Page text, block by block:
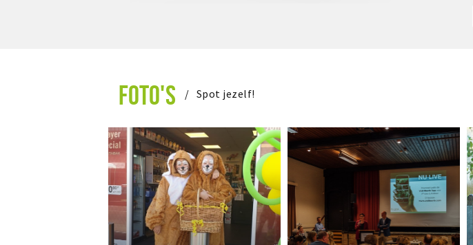
FOTO'S Spot jezelf!